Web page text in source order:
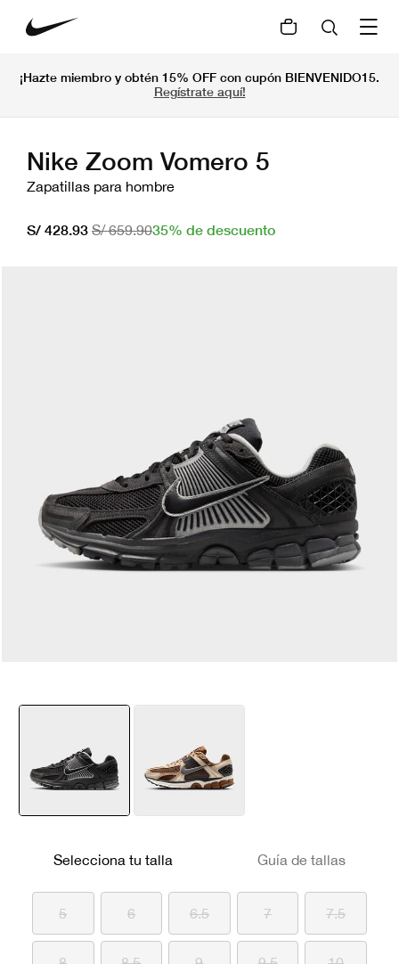
¡Hazte miembro y obtén 15% OFF con cupón BIENVENIDO15.
Regístrate aquí!
Nike Zoom Vomero 5
Zapatillas para hombre
S/ 428.93 S/ 659.9035% de descuento
Selecciona tu talla Guía de tallas
5 6 6.5 7 7.5